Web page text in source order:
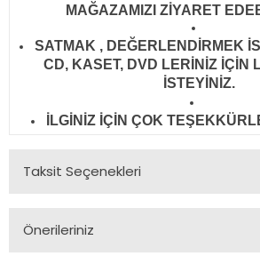
MAĞAZAMIZI ZİYARET
SATMAK , DEĞERLENDİRMEK
CD, KASET, DVD LERİNİZ İÇİN
İSTEYİNİZ.
İLGİNİZ İÇİN ÇOK
Taksit Seçenekleri
Önerileriniz